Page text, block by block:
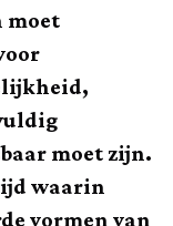
moet
moet zijn.
waarin
vormen van